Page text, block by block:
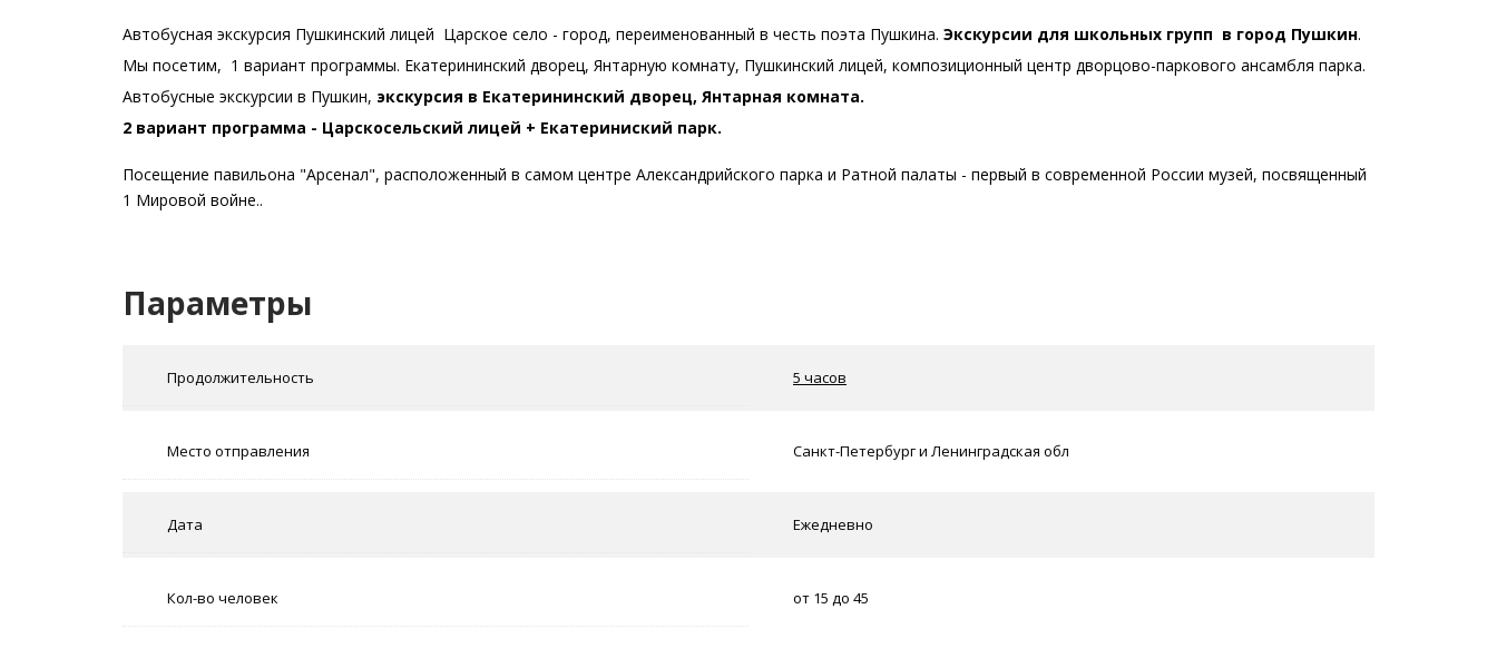
Автобусная экскурсия Пушкинский лицей Царское село - город, переименованный в честь поэта Пушкина. Экскурсии для школьных групп в город Пушкин.
Мы посетим, 1 вариант программы. Екатерининский дворец, Янтарную комнату, Пушкинский лицей, композиционный центр дворцово-паркового ансамбля парка.
Автобусные экскурсии в Пушкин, экскурсия в Екатерининский дворец, Янтарная комната.
2 вариант программа - Царскосельский лицей + Екатериниский парк.
Посещение павильона "Арсенал", расположенный в самом центре Александрийского парка и Ратной палаты - первый в современной России музей, посвященный
1 Мировой войне..
Параметры
Продолжительность 5 часов
Место отправления Санкт-Петербург и Ленинградская обл
Дата Ежедневно
Кол-во человек от 15 до 45